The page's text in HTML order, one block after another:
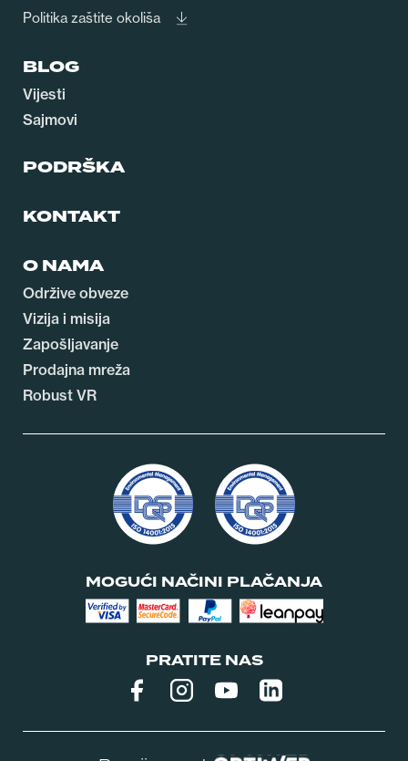
Politika zaštite okoliša
BLOG
Vijesti
Sajmovi
PODRŠKA
KONTAKT
O NAMA
Održive obveze
Vizija i misija
Zapošljavanje
Prodajna mreža
Robust VR
MOGUĆI NAČINI PLAČANJA
PRATITE NAS